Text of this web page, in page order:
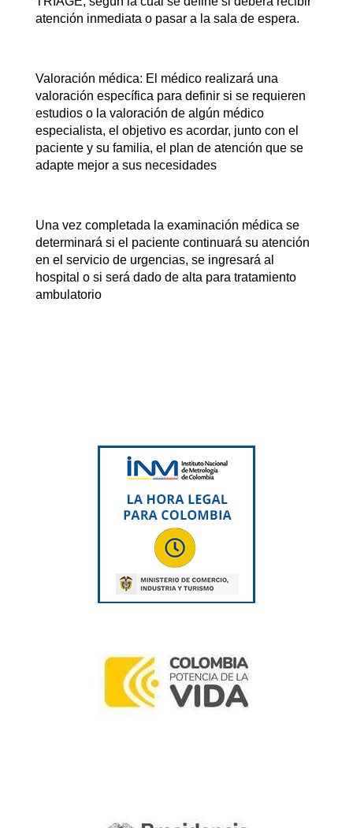
atención inmediata o pasar a la sala de espera.
Valoración médica: El médico realizará una
valoración específica para definir si se requieren
estudios o la valoración de algún médico
especialista, el objetivo es acordar, junto con el
paciente y su familia, el plan de atención que se
adapte mejor a sus necesidades
Una vez completada la examinación médica se
determinará si el paciente continuará su atención
en el servicio de urgencias, se ingresará al
hospital o si será dado de alta para tratamiento
ambulatorio